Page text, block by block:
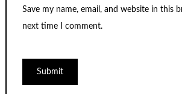
Save my name, email, and website in this
next time I comment.